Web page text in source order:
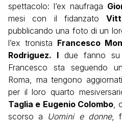
spettacolo: l’ex naufraga
mesi con il fidanzato
pubblicando una foto di un
l’ex tronista Francesco
Rodriguez. Idue fanno su
Francesco sta seguendo
Roma, ma tengono
per il loro quarto
Taglia e Eugenio Colombo,
scorso a Uomini e donne,